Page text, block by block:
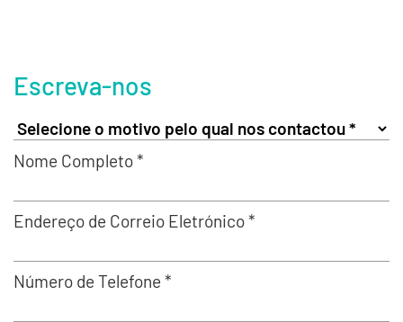
Escreva-nos
Nome Completo *
Endereço de Correio Eletrónico *
Número de Telefone *